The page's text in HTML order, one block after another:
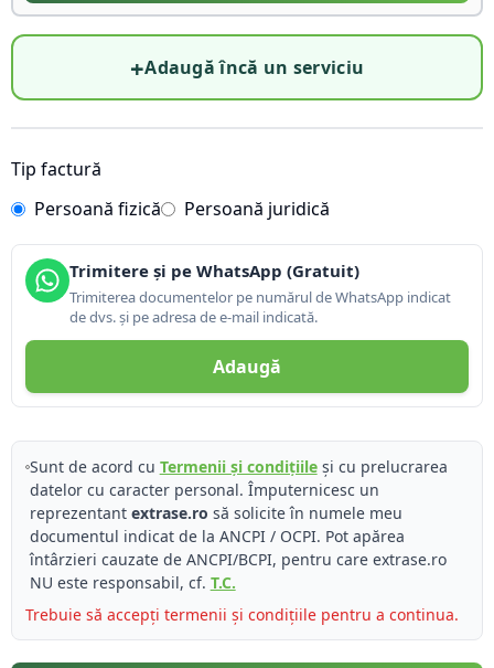
+Adaugă încă un serviciu
Tip factură
Persoană fizică
Persoană juridică
Trimitere și pe WhatsApp (Gratuit)
Trimiterea documentelor pe numărul de WhatsApp indicat
de dvs. și pe adresa de e-mail indicată.
Adaugă
Sunt de acord cu Termenii și condițiileși cu prelucrarea
datelor cu caracter personal. Împuternicesc un
reprezentant extrase.ro să solicite în numele meu
documentul indicat de la ANCPI / OCPI. Pot apărea
întârzieri cauzate de ANCPI/BCPI, pentru care extrase.ro
NU este responsabil, cf. T.C.
Trebuie să accepți termenii și condițiile pentru a continua.